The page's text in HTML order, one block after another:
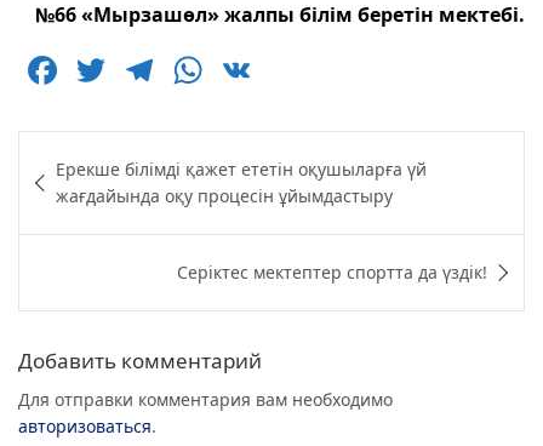
№66 «Мырзашөл» жалпы білім беретін мектебі.
F
c
e
b
o
T
itt
er
T
e
g
ra
m
W
at
s
A
p
p
по
записям
Ерекше білімді қажет ететін оқушыларға үй
жағдайында оқу процесін ұйымдастыру
Серіктес мектептер спортта да үздік!
Добавить комментарий
Для отправки комментария вам необходимо
авторизоваться.